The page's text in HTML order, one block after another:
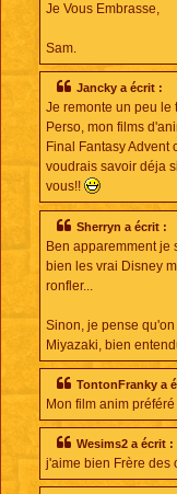
Je Vous Embrasse,
Sam.
Jancky a écrit :
Je remonte un peu le
Perso, mon films
Final Fantasy Advent
voudrais savoir déja
vous!!
Sherryn a écrit :
Ben apparemment je
bien les vrai Disney
ronfler...
Sinon, je pense
Miyazaki, bien
TontonFranky a
Mon film anim préféré
Wesims2 a écrit :
j'aime bien Frère des